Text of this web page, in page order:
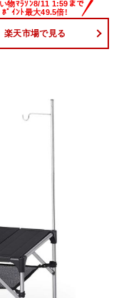
楽天市場で見る